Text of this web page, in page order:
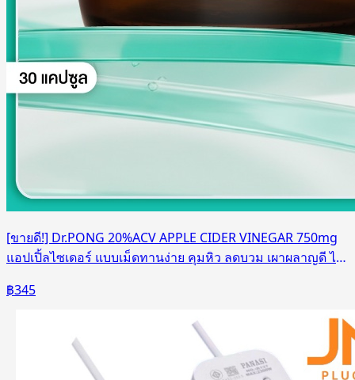
[ขายดี!] Dr.PONG 20%ACV APPLE CIDER VINEGAR 750mg
แอปเปิ้ลไซเดอร์ แบบเม็ดทานง่าย คุมหิว ลดบวม เผาผลาญดี ไม่
฿345